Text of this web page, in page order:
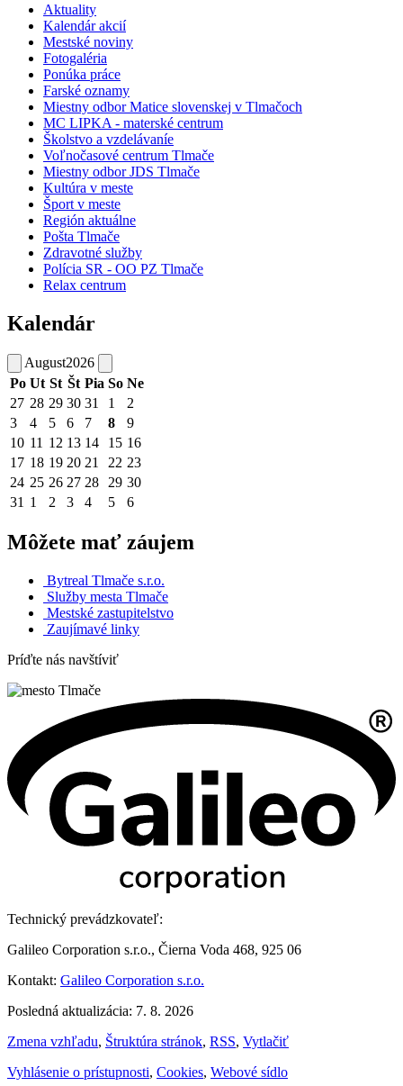
Aktuality
Kalendár akcií
Mestské noviny
Fotogaléria
Ponúka práce
Farské oznamy
Miestny odbor Matice slovenskej v Tlmačoch
MC LIPKA - materské centrum
Školstvo a vzdelávaníe
Voľnočasové centrum Tlmače
Miestny odbor JDS Tlmače
Kultúra v meste
Šport v meste
Región aktuálne
Pošta Tlmače
Zdravotné služby
Polícia SR - OO PZ Tlmače
Relax centrum
Kalendár
August2026
Po Ut St Št Pia So Ne
27 28 29 30 31 1
2
3
4 5 6 7 8
9
10 11 12 13 14 15 16
17 18 19 20 21 22 23
24 25 26 27 28 29 30
31 1 2 3 4 5 6
Môžete mať záujem
Bytreal Tlmače s.r.o.
Služby mesta Tlmače
Mestské zastupitelstvo
Zaujímavé linky
Príďte nás navštíviť
Technický prevádzkovateľ:
Galileo Corporation s.r.o., Čierna Voda 468, 925 06
Kontakt: Galileo Corporation s.r.o.
Posledná aktualizácia: 7. 8. 2026
Zmena vzhľadu, Štruktúra stránok, RSS, Vytlačiť
Vyhlásenie o prístupnosti, Cookies, Webové sídlo